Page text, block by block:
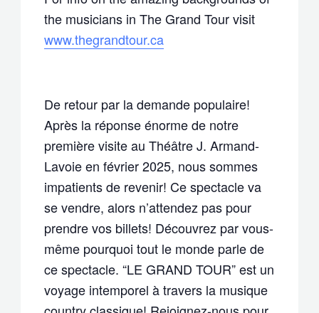
the musicians in The Grand Tour visit
www.thegrandtour.ca
De retour par la demande populaire!
Après la réponse énorme de notre
première visite au Théâtre J. Armand-
Lavoie en février 2025, nous sommes
impatients de revenir! Ce spectacle va
se vendre, alors n’attendez pas pour
prendre vos billets! Découvrez par vous-
même pourquoi tout le monde parle de
ce spectacle. “LE GRAND TOUR” est un
voyage intemporel à travers la musique